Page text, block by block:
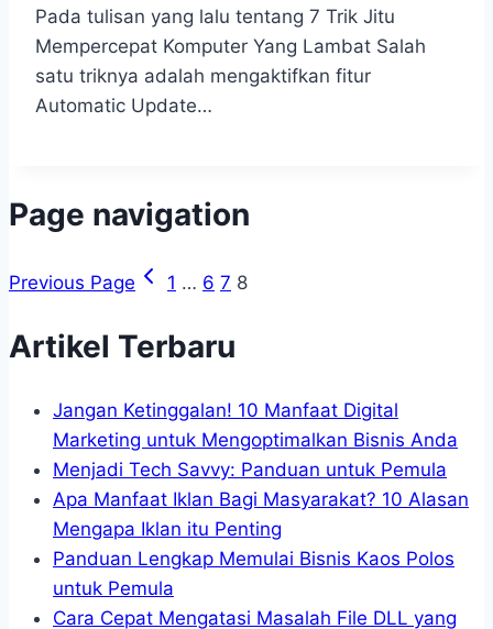
Pada tulisan yang lalu tentang 7 Trik Jitu
Mempercepat Komputer Yang Lambat Salah
satu triknya adalah mengaktifkan fitur
Automatic Update…
Page navigation
Previous Page 1 … 6 7 8
Artikel Terbaru
Jangan Ketinggalan! 10 Manfaat Digital
Marketing untuk Mengoptimalkan Bisnis Anda
Menjadi Tech Savvy: Panduan untuk Pemula
Apa Manfaat Iklan Bagi Masyarakat? 10 Alasan
Mengapa Iklan itu Penting
Panduan Lengkap Memulai Bisnis Kaos Polos
untuk Pemula
Cara Cepat Mengatasi Masalah File DLL yang